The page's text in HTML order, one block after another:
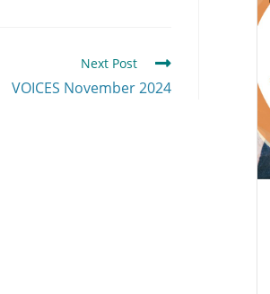
Next Post
VOICES November 2024